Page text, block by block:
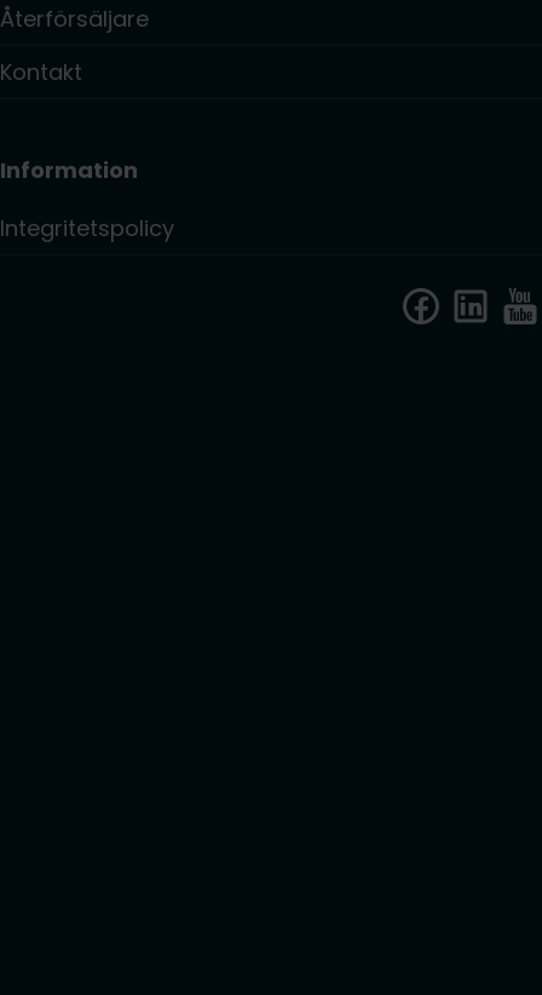
Återförsäljare
Kontakt
Information
Integritetspolicy